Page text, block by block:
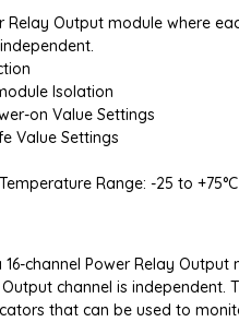
Relay Output module where
Isolation
on Value Settings
Value Settings
Range: -25 to +75°C
16-channel Power Relay Output
channel is independent.
that can be used to